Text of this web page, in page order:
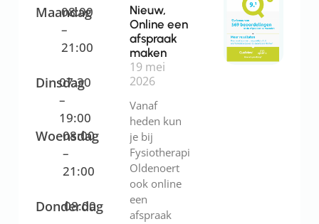
Maandag
08:00
–
21:00
Dinsdag
07:30
–
19:00
Woensdag
08:00
–
21:00
Donderdag
08:00
Nieuw,
Online een
afspraak
maken
19 mei
2026
Vanaf
heden kun
je bij
Fysiotherapie
Oldenoert
ook online
een
afspraak